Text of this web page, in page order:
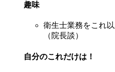
趣味
衛生士業務をこれ
（院長談）
自分のこれだけは！